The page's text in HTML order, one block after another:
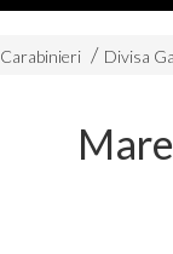
Carabinieri Divisa